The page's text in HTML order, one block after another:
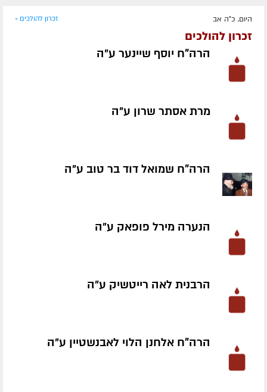
היום, כ"ה אב זכרון להולכים »
זכרון להולכים
הרה"ח יוסף שיינער ע״ה
מרת אסתר שרון ע״ה
הרה"ח שמואל דוד בר טוב ע״ה
הנערה מירל פופאק ע״ה
הרבנית לאה רייטשיק ע״ה
הרה"ח אלחנן הלוי לאבנשטיין ע״ה